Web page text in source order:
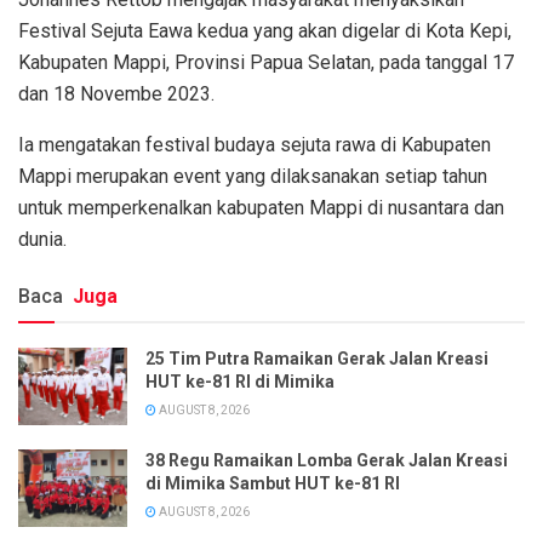
Festival Sejuta Eawa kedua yang akan digelar di Kota Kepi,
Kabupaten Mappi, Provinsi Papua Selatan, pada tanggal 17
dan 18 Novembe 2023.
Ia mengatakan festival budaya sejuta rawa di Kabupaten
Mappi merupakan event yang dilaksanakan setiap tahun
untuk memperkenalkan kabupaten Mappi di nusantara dan
dunia.
Baca Juga
25 Tim Putra Ramaikan Gerak Jalan Kreasi
HUT ke-81 RI di Mimika
AUGUST 8, 2026
38 Regu Ramaikan Lomba Gerak Jalan Kreasi
di Mimika Sambut HUT ke-81 RI
AUGUST 8, 2026